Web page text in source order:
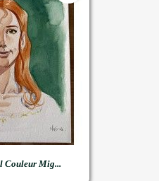
Couleur Mig...